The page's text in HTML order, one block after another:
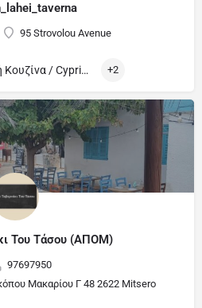
95 Strovolou Avenue
Ελληνική - Κυπριακή Κουζίνα / Cypriot and Greek +2
Του Τάσου (ΑΠΟΜ)
97697950
Μακαρίου Γ 48 2622 Mitsero